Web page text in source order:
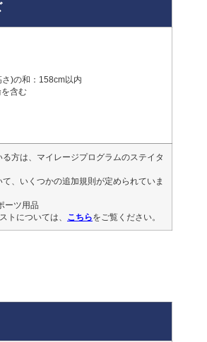
)の和：158cm以内
含む
方は、マイレージプログラムのステイタ
、いくつかの追加規則が定められていま
ーツ用品
トについては、 こちらをご覧ください。